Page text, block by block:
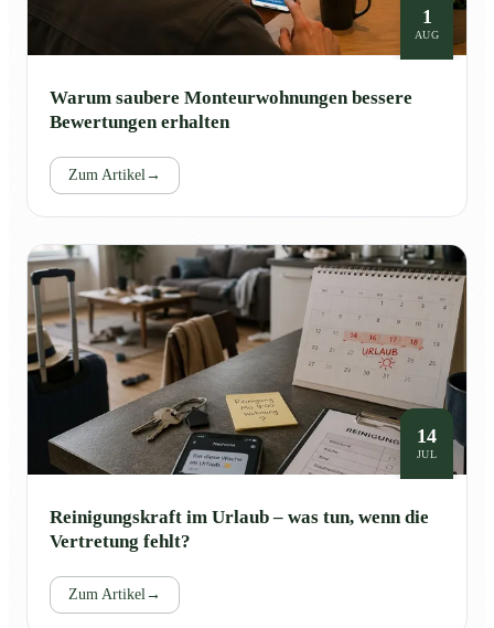
1
AUG
Warum saubere Monteurwohnungen bessere
Bewertungen erhalten
Zum Artikel →
14
JUL
Reinigungskraft im Urlaub – was tun, wenn die
Vertretung fehlt?
Zum Artikel →